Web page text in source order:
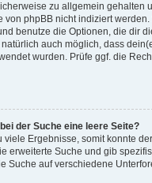
zu allgemein gehalten
von phpBB nicht indiziert werden.
benutze die Optionen, die dir
auch möglich, dass
wurden. Prüfe ggf. die
der Suche eine leere Seite?
viele Ergebnisse, somit konnte
erweiterte Suche und gib
Suche auf verschiedene